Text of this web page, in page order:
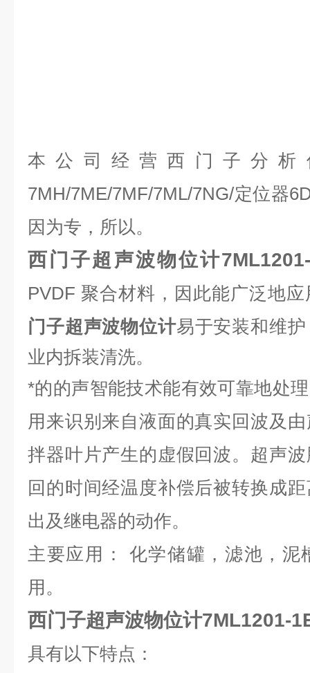
本公司经营西门子分析
7MH/7ME/7MF/7ML/7NG/定位器
因为专，所以。
西门子超声波物位计
PVDF 聚合材料，因此能广泛地
门子超声波物位计易于安装和维
业内拆装清洗。
*的的声智能技术能有效可靠地处
用来识别来自液面的真实回波及
拌器叶片产生的虚假回波。超声
回的时间经温度补偿后被转换成
出及继电器的动作。
主要应用： 化学储罐，滤池，泥
用。
西门子超声波物位计7ML1201-
具有以下特点：